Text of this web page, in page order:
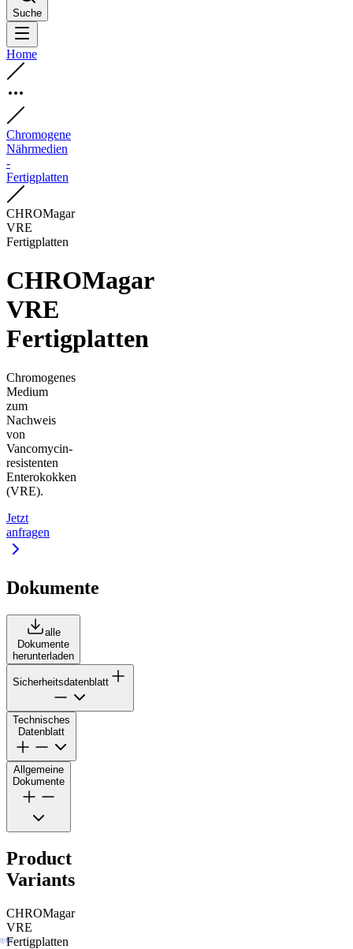
Suche
Home
Chromogene
Nährmedien
-
Fertigplatten
CHROMagar
VRE
Fertigplatten
CHROMagar
VRE
Fertigplatten
Chromogenes
Medium
zum
Nachweis
von
Vancomycin-
resistenten
Enterokokken
(VRE).
Jetzt
anfragen
Dokumente
alle
Dokumente
herunterladen
Sicherheitsdatenblatt
Technisches
Datenblatt
Allgemeine
Dokumente
Product
Variants
CHROMagar
VRE
Fertigplatten